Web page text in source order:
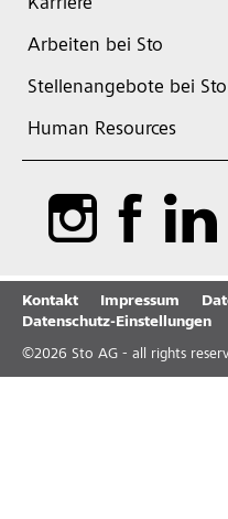
Karriere
Arbeiten bei Sto
Stellenangebote bei Sto
Human Resources
Kontakt Impressum
Datenschutz-Einstellungen
©2026 Sto AG - all rights